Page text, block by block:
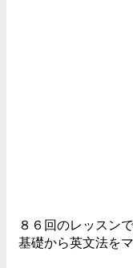
８６回のレッスンで
基礎から英文法を